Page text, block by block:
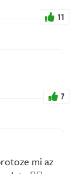
11
7
mi az